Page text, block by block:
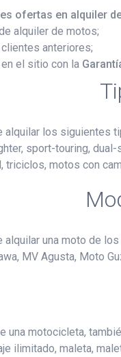
ofertas en alquiler
alquiler de motos;
anteriores;
el sitio con la
alquilar los siguientes
sport-touring,
triciclos, motos con
una moto de
MV Agusta, Moto
una motocicleta,
ilimitado, maleta,